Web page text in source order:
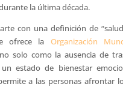
la última década.
con una definición de
ofrece la Organización
solo como la ausencia de
estado de bienestar
a las personas afrontar